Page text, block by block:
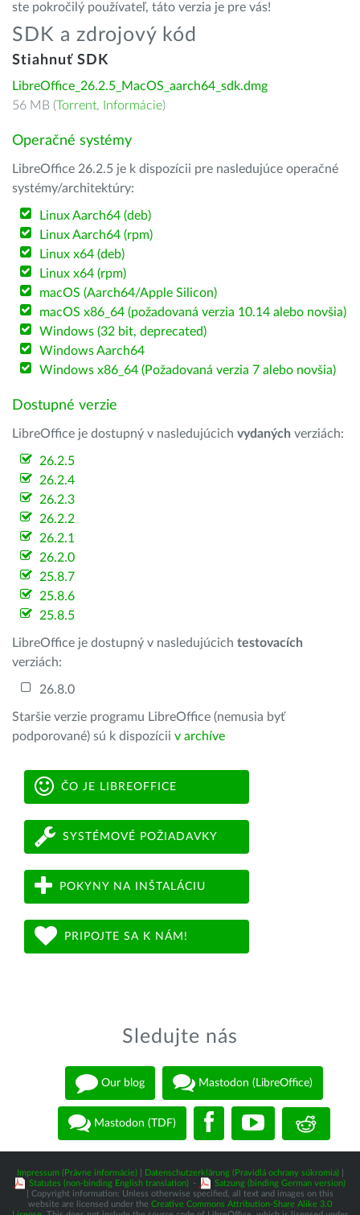
ste pokročilý používateľ, táto verzia je pre vás!
SDK a zdrojový kód
Stiahnuť SDK
LibreOffice_26.2.5_MacOS_aarch64_sdk.dmg
56 MB (Torrent, Informácie)
Operačné systémy
LibreOffice 26.2.5 je k dispozícii pre nasledujúce operačné
systémy/architektúry:
Linux Aarch64 (deb)
Linux Aarch64 (rpm)
Linux x64 (deb)
Linux x64 (rpm)
macOS (Aarch64/Apple Silicon)
macOS x86_64 (požadovaná verzia 10.14 alebo novšia)
Windows (32 bit, deprecated)
Windows Aarch64
Windows x86_64 (Požadovaná verzia 7 alebo novšia)
Dostupné verzie
LibreOffice je dostupný v nasledujúcich vydaných verziách:
26.2.5
26.2.4
26.2.3
26.2.2
26.2.1
26.2.0
25.8.7
25.8.6
25.8.5
LibreOffice je dostupný v nasledujúcich testovacích
verziách:
26.8.0
Staršie verzie programu LibreOffice (nemusia byť
podporované) sú k dispozícii v archíve
ČO JE LIBREOFFICE
SYSTÉMOVÉ POŽIADAVKY
POKYNY NA INŠTALÁCIU
PRIPOJTE SA K NÁM!
Sledujte nás
Our blog Mastodon (LibreOffice)
Mastodon (TDF)
Impressum (Právne informácie)| Datenschutzerklärung (Pravidlá ochrany súkromia)|
Statutes (non-binding English translation) -
Satzung (binding German version)
| Copyright information: Unless otherwise specified, all text and images on this
website are licensed under the Creative Commons Attribution-Share Alike 3.0